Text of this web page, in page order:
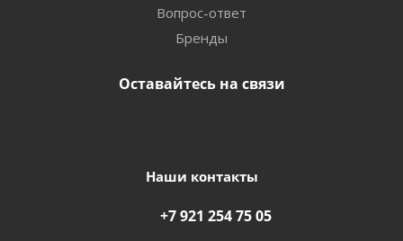
Вопрос-ответ
Бренды
Оставайтесь на связи
Наши контакты
+7 921 254 75 05